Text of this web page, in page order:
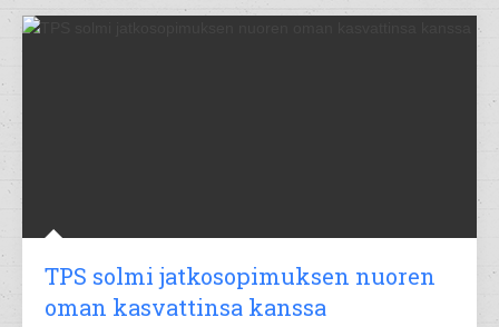
TPS solmi jatkosopimuksen nuoren
oman kasvattinsa kanssa